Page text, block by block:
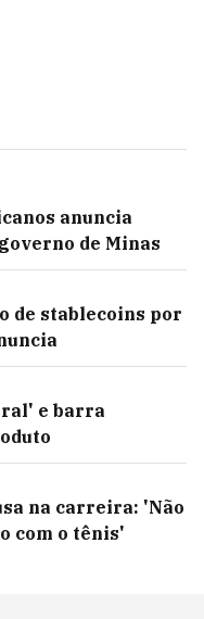
anuncia
de Minas
de stablecoins por
e barra
na carreira: 'Não
com o tênis'